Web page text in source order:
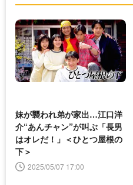
妹が襲われ弟が家出…江口洋
介“あんチャン”が叫ぶ「長男
はオレだ！」＜ひとつ屋根の
下＞
2025/05/07 17:00